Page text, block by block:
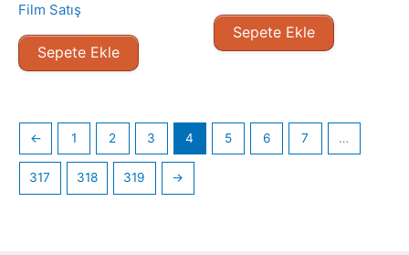
Film Satış
Sepete Ekle
Sepete Ekle
← 1 2 3 4 5 6 7 …
317 318 319 →